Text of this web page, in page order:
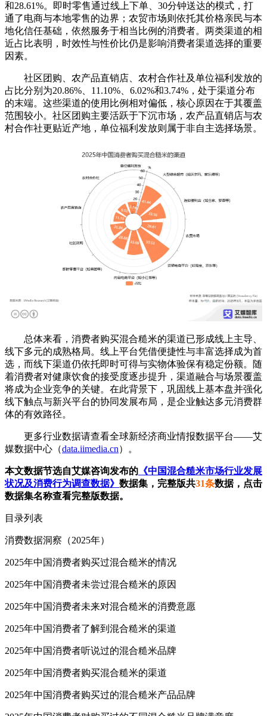
和28.61%。即时零售通过线上下单、30分钟送达的模式，打
通了电商与本地零售的边界；农贸市场则依托其价格亲民与本
地化信任基础，依然服务于相当比例的消费者。两类渠道的相
近占比表明，时效性与性价比仍是影响消费者渠道选择的重要
因素。
社区团购、农产品直销店、农村合作社及单位福利发放的
占比分别为20.86%、11.10%、6.02%和3.74%，处于渠道分布
的末端。这些渠道的使用比例相对偏低，核心原因在于其覆盖
范围较小。社区团购主要活跃于下沉市场，农产品直销店与农
村合作社更贴近产地，单位福利发放则属于非自主选择场景。
总体来看，消费者购买混合糙米的渠道已形成线上主导、
线下多元的成熟格局。线上平台凭借便捷性与丰富选择成为首
选，而线下渠道仍依托即时可得与实物体验保有稳定份额。随
着消费者对健康饮食的接受度逐步提升，渠道融合与场景覆盖
将成为企业竞争的关键。在此背景下，巩固线上基本盘并强化
线下触点与新兴平台的协同发展布局，是企业触达多元消费群
体的有效路径。
更多行业数据请查看全球新经济商业情报数据平台——艾
媒数据中心（data.iimedia.cn）。
本文数据节选自艾媒咨询发布的 《中国混合糙米市场行业发展
状况及消费行为调查数据》 数据集，完整版共31条数据，点击
数据集名称查看完整版数据。
目录列表
消费数据洞察（2025年）
2025年中国消费者购买过混合糙米的情况
2025年中国消费者未尝过混合糙米的原因
2025年中国消费者未来对混合糙米的消费意愿
2025年中国消费者了解到混合糙米的渠道
2025年中国消费者听说过的混合糙米品牌
2025年中国消费者购买混合糙米的渠道
2025年中国消费者购买过的混合糙米产品品牌